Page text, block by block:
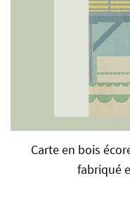
Carte en bois
fabriqué